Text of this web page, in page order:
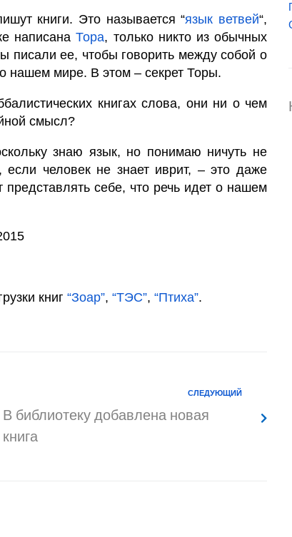
книги. Это называется “язык ветвей“,
написанаТора, только никто из обычных
писали ее, чтобы говорить между собой о
нашем мире. В этом – секрет Торы.
книгах слова, они ни о чем
смысл?
знаю язык, но понимаю ничуть не
если человек не знает иврит, – это даже
себе, что речь идет о нашем
книг “Зоар”, “ТЭС”, “Птиха”.
СЛЕДУЮЩИЙ
В библиотеку добавлена новая
книга